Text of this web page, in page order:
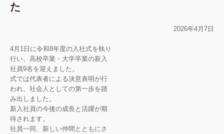
た
2026年4月7日
4月1日に令和8年度の入社式を執り
行い、高校卒業・大学卒業の新入
社員9名を迎えました。
式では代表者による決意表明が行
われ、社会人としての第一歩を踏
み出しました。
新入社員の今後の成長と活躍が期
待されます。
社員一同、新しい仲間とともにさ